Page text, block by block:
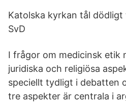
Katolska kyrkan tål
SvD
I frågor om medicinsk etik
juridiska och religiösa
speciellt tydligt i debatten
tre aspekter är centrala i